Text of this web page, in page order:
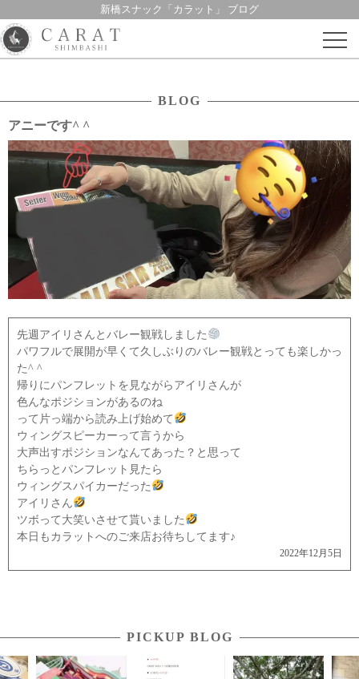
新橋スナック「カラット」 ブログ
Skip
BLOG
アニーです^ ^
先週アイリさんとバレー観戦しました
パワフルで展開が早くて久しぶりのバレー観戦とっても楽しかっ
た^ ^
帰りにパンフレットを見ながらアイリさんが
色んなポジションがあるのね
って片っ端から読み上げ始めて
ウィングスピーカーって言うから
大声出すポジションなんてあった？と思って
ちらっとパンフレット見たら
ウィングスパイカーだった
アイリさん
ツボって大笑いさせて貰いました
本日もカラットへのご来店お待ちしてます♪
2022年12月5日
PICKUP BLOG